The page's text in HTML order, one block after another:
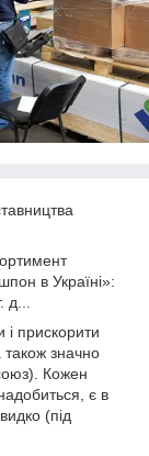
в Україні»:
і прискорити
також значно
Кожен
є в
(під